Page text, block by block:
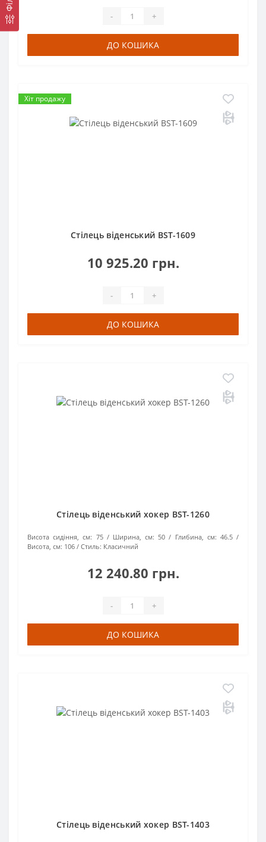
- +
ДО КОШИКА
Хіт продажу
Стілець віденський BST-1609
10 925.20 грн.
- +
ДО КОШИКА
Стілець віденський хокер BST-1260
Висота сидіння, см: 75 Ширина, см: 50 Глибина, см: 46.5
Висота, см: 106 Стиль: Класичний
12 240.80 грн.
- +
ДО КОШИКА
Стілець віденський хокер BST-1403